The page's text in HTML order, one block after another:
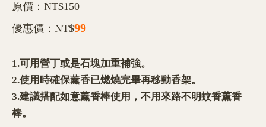
原價：NT$150
優惠價：NT$99
1.可用營丁或是石塊加重補強。
2.使用時確保薰香已燃燒完畢再移動香架。
3.建議搭配如意薰香棒使用，不用來路不明蚊香薰香
棒。